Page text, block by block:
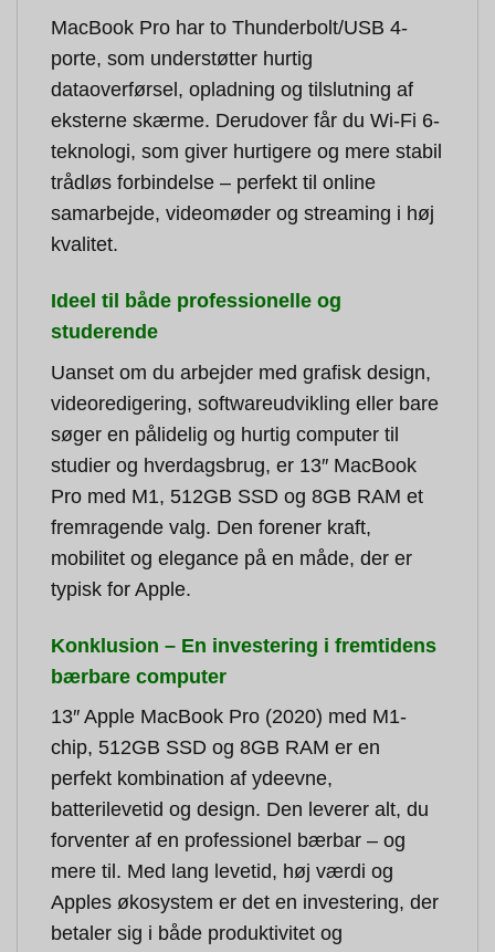
MacBook Pro har to Thunderbolt/USB 4-
porte, som understøtter hurtig
dataoverførsel, opladning og tilslutning af
eksterne skærme. Derudover får du Wi-Fi 6-
teknologi, som giver hurtigere og mere stabil
trådløs forbindelse – perfekt til online
samarbejde, videomøder og streaming i høj
kvalitet.
Ideel til både professionelle og
studerende
Uanset om du arbejder med grafisk design,
videoredigering, softwareudvikling eller bare
søger en pålidelig og hurtig computer til
studier og hverdagsbrug, er 13″ MacBook
Pro med M1, 512GB SSD og 8GB RAM et
fremragende valg. Den forener kraft,
mobilitet og elegance på en måde, der er
typisk for Apple.
Konklusion – En investering i fremtidens
bærbare computer
13″ Apple MacBook Pro (2020) med M1-
chip, 512GB SSD og 8GB RAM er en
perfekt kombination af ydeevne,
batterilevetid og design. Den leverer alt, du
forventer af en professionel bærbar – og
mere til. Med lang levetid, høj værdi og
Apples økosystem er det en investering, der
betaler sig i både produktivitet og